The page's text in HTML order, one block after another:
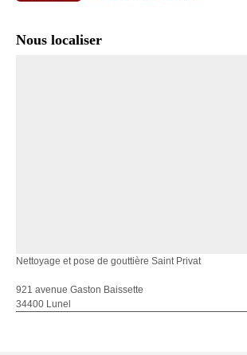
Nous localiser
Nettoyage et pose de gouttière Saint Privat
921 avenue Gaston Baissette
34400 Lunel